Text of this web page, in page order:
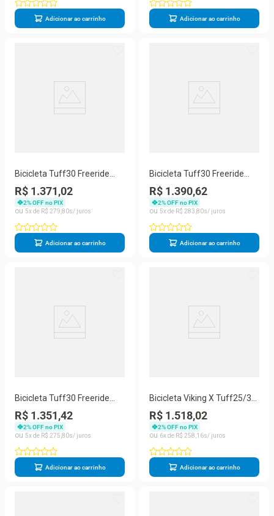
Adicionar ao carrinho Adicionar ao carrinho
Bicicleta Tuff30 Freeride
Aro 26 Freio A Disco Viking
R$ 1.371,02
2% OFF no PIX
5
R$ 279 80
Adicionar ao carrinho
Bicicleta Tuff30 Freeride
Aro 26 Freio A Disco Viking
R$ 1.390,62
2% OFF no PIX
5
R$ 283 80
Adicionar ao carrinho
Bicicleta Tuff30 Freeride
Aro 26 Freio A Disco Viking
R$ 1.351,42
2% OFF no PIX
5
R$ 275 80
Adicionar ao carrinho
Bicicleta Viking X Tuff25/30
Aro 26 Freio Disco 21
Velocidades
R$ 1.518,02
2% OFF no PIX
6
R$ 258 16
Adicionar ao carrinho